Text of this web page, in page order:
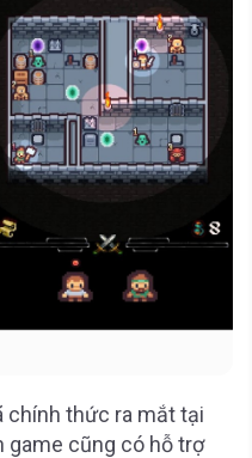
chính thức ra mắt tại
game cũng có hỗ trợ